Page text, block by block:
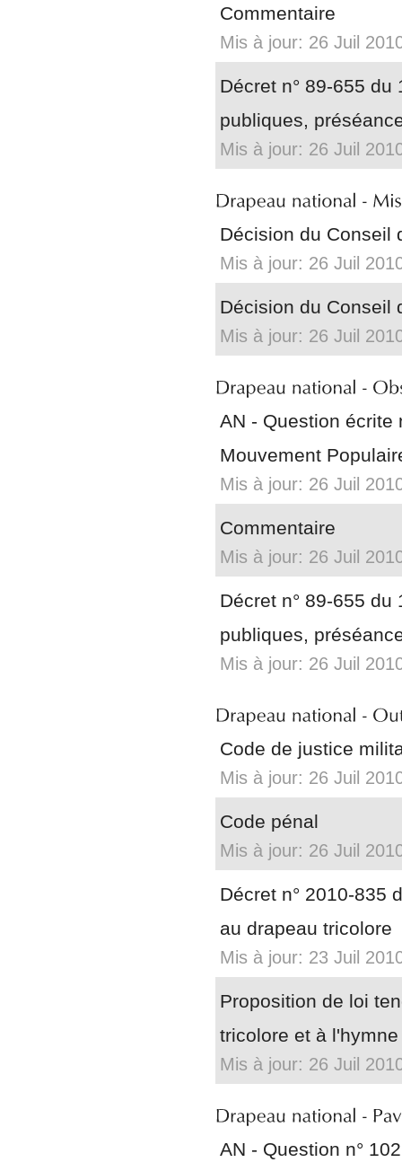
Commentaire
Mis à jour: 26 Juil
Décret n° 89-655
publiques,
Mis à jour: 26 Juil
Décision du Conseil
Mis à jour: 26 Juil
Décision du Conseil
Mis à jour: 26 Juil
AN - Question écrite
Mouvement
Mis à jour: 26 Juil
Commentaire
Mis à jour: 26 Juil
Décret n° 89-655
publiques,
Mis à jour: 26 Juil
Code de justice
Mis à jour: 26 Juil
Code pénal
Mis à jour: 26 Juil
Décret n° 2010-835
au drapeau tricolore
Mis à jour: 23 Juil
Proposition de loi
tricolore et à
Mis à jour: 26 Juil
AN - Question n°